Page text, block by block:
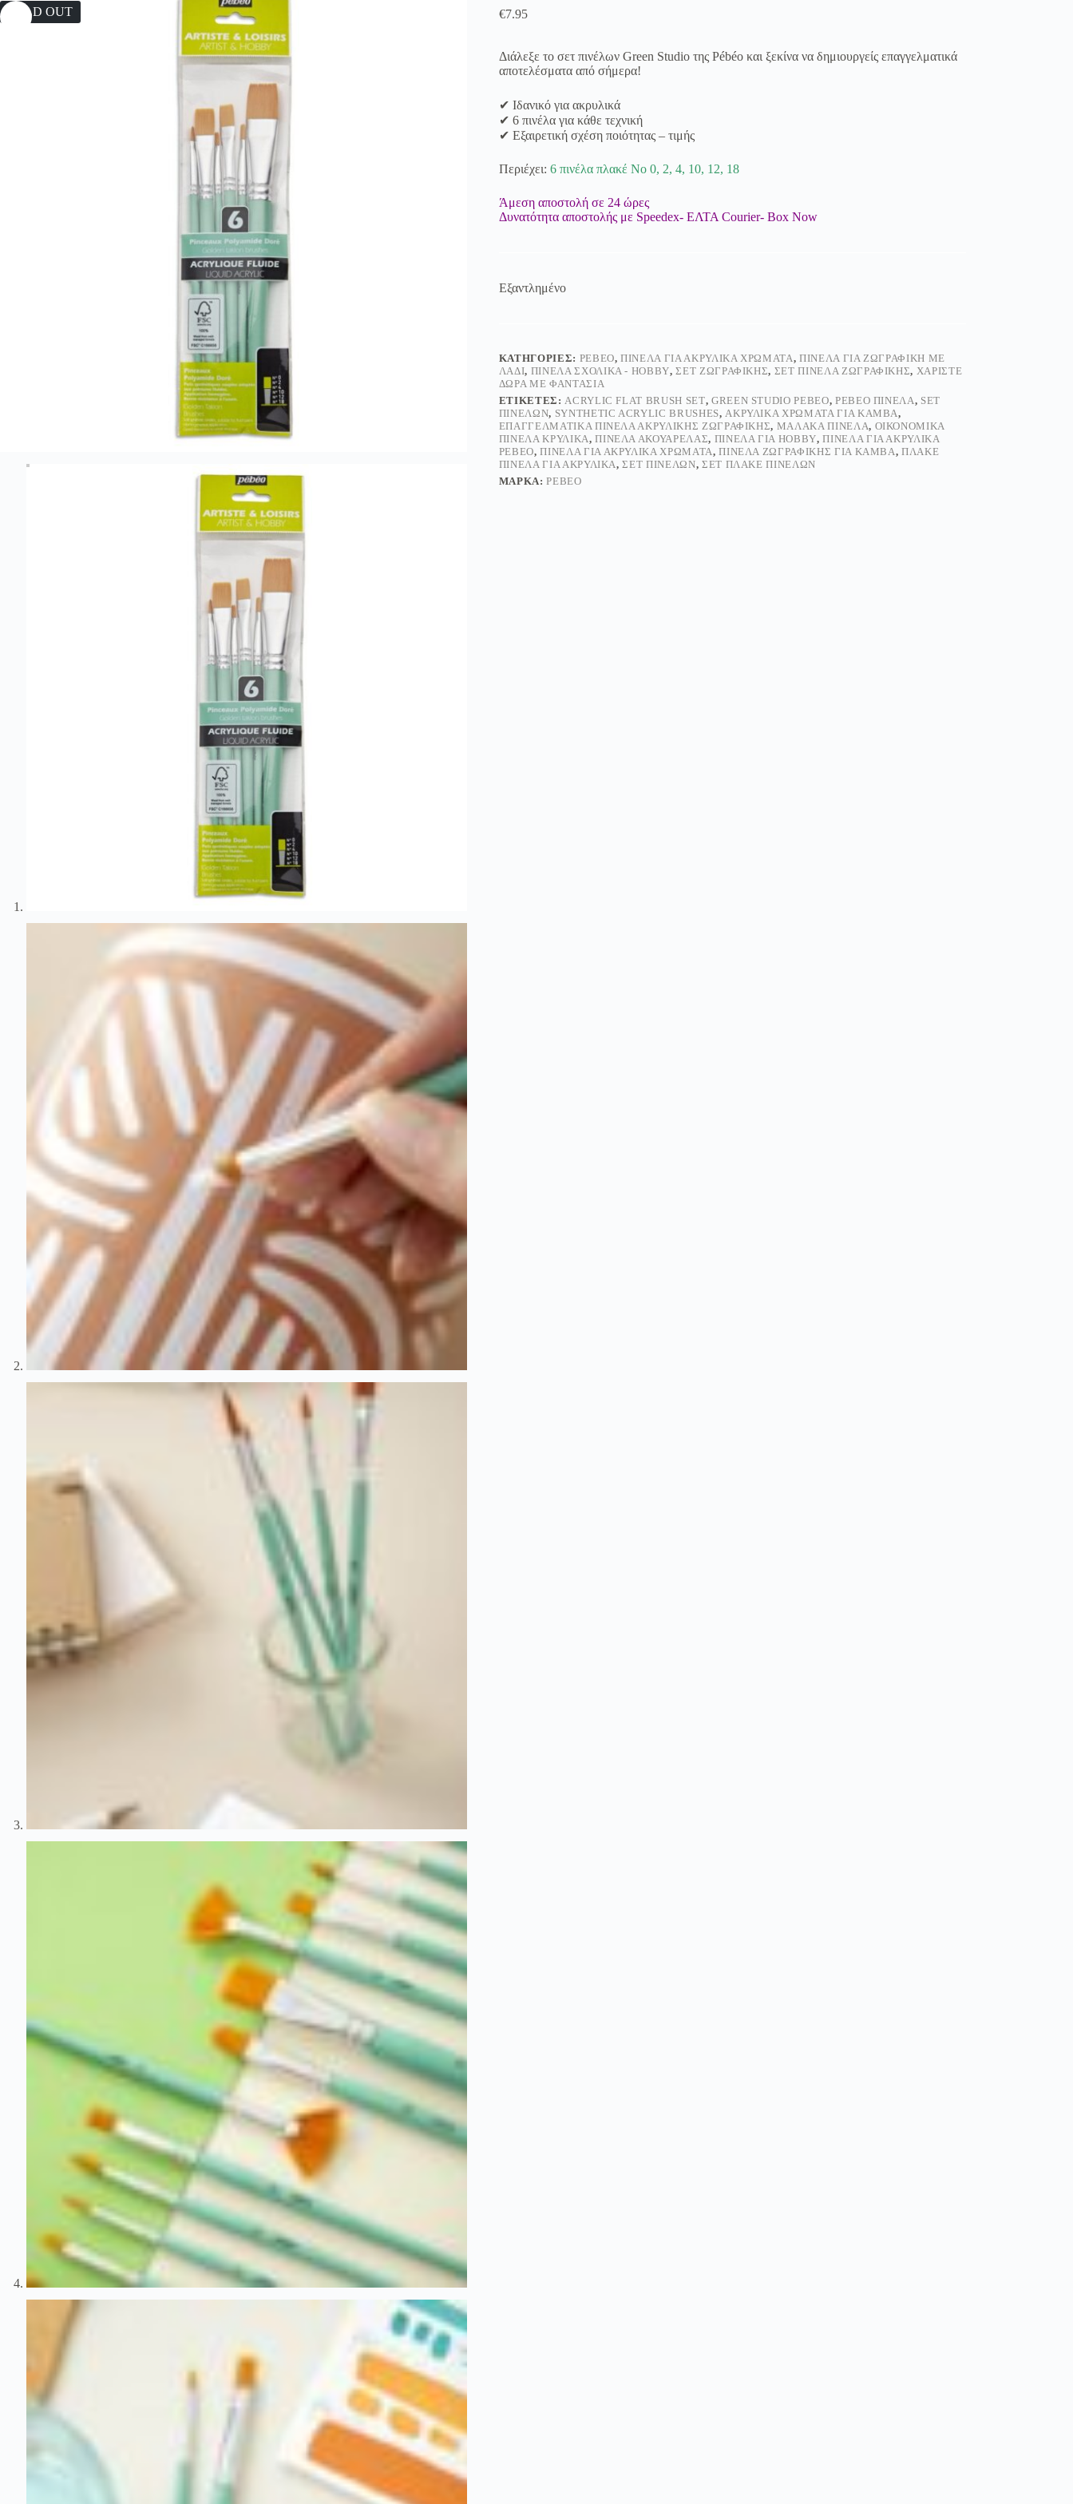
SOLD OUT
€7.95
Διάλεξε το σετ πινέλων Green Studio της Pébéoκαι ξεκίνα να δημιουργείς επαγγελματικά
αποτελέσματα από σήμερα!
✔ Ιδανικό για ακρυλικά
✔ 6 πινέλα για κάθε τεχνική
✔ Εξαιρετική σχέση ποιότητας – τιμής
Περιέχει: 6 πινέλα πλακέ No 0, 2, 4, 10, 12, 18
Άμεση αποστολή σε 24 ώρες
Δυνατότητα αποστολής με Speedex- ΕΛΤΑ Courier- Box Now
Εξαντλημένο
ΚΑΤΗΓΟΡΊΕΣ: PEBEO,ΠΙΝΈΛΑ ΓΙΑ ΑΚΡΥΛΙΚΆ ΧΡΏΜΑΤΑ,ΠΙΝΈΛΑ ΓΙΑ ΖΩΓΡΑΦΙΚΉ ΜΕ
ΛΆΔΙ, ΠΙΝΈΛΑ ΣΧΟΛΙΚΆ - HOBBY,ΣΕΤ ΖΩΓΡΑΦΙΚΉΣ, ΣΕΤ ΠΙΝΈΛΑ ΖΩΓΡΑΦΙΚΉΣ, ΧΑΡΊΣΤΕ
ΔΏΡΑ ΜΕ ΦΑΝΤΑΣΊΑ
ΕΤΙΚΈΤΕΣ:ACRYLIC FLAT BRUSH SET, GREEN STUDIO PEBEO, PEBEO ΠΙΝΈΛΑ, SET
ΠΙΝΕΛΩΝ, SYNTHETIC ACRYLIC BRUSHES,ΑΚΡΥΛΙΚΆ ΧΡΏΜΑΤΑ ΓΙΑ ΚΑΜΒΆ,
ΕΠΑΓΓΕΛΜΑΤΙΚΆ ΠΙΝΈΛΑ ΑΚΡΥΛΙΚΉΣ ΖΩΓΡΑΦΙΚΉΣ, ΜΑΛΑΚΆ ΠΙΝΈΛΑ, ΟΙΚΟΝΟΜΙΚΆ
ΠΙΝΈΛΑ ΚΡΥΛΙΚΆ,ΠΙΝΈΛΑ ΑΚΟΥΑΡΈΛΑΣ, ΠΙΝΈΛΑ ΓΙΑ HOBBY,ΠΙΝΈΛΑ ΓΙΑ ΑΚΡΥΛΙΚΆ
PEBEO,ΠΙΝΈΛΑ ΓΙΑ ΑΚΡΥΛΙΚΆ ΧΡΏΜΑΤΑ,ΠΙΝΈΛΑ ΖΩΓΡΑΦΙΚΉΣ ΓΙΑ ΚΑΜΒΆ,ΠΛΑΚΈ
ΠΙΝΈΛΑ ΓΙΑ ΑΚΡΥΛΙΚΆ,ΣΕΤ ΠΙΝΈΛΩΝ, ΣΕΤ ΠΛΑΚΈ ΠΙΝΈΛΩΝ
ΜΆΡΚΑ:PEBEO